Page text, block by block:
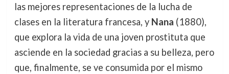
las mejores representaciones de la lucha de
clases en la literatura francesa, y Nana (1880),
que explora la vida de una joven prostituta que
asciende en la sociedad gracias a su belleza, pero
que, finalmente, se ve consumida por el mismo